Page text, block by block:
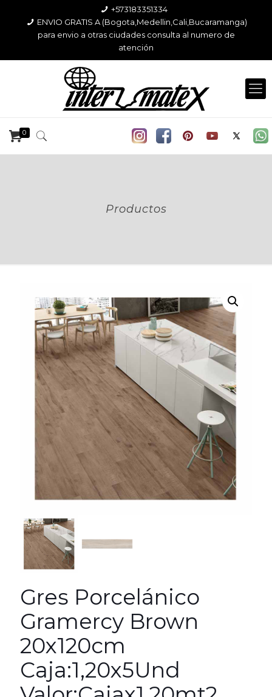
+573183351334
ENVIO GRATIS A (Bogota,Medellin,Cali,Bucaramanga)
para envio a otras ciudades consulta al numero de
atención
0
Productos
Gres Porcelánico
Gramercy Brown
20x120cm
Caja:1,20x5Und